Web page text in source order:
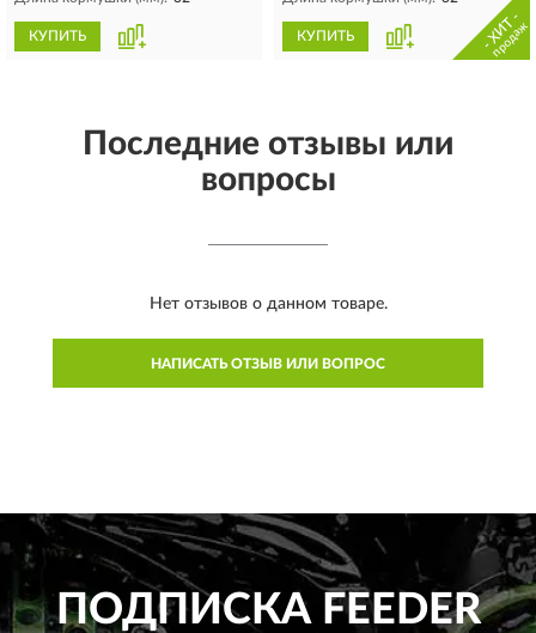
КУПИТЬ КУПИТЬ - ХИТ -
продаж
Последние отзывы или
вопросы
Нет отзывов о данном товаре.
НАПИСАТЬ ОТЗЫВ ИЛИ ВОПРОС
ПОДПИСКАFEEDER